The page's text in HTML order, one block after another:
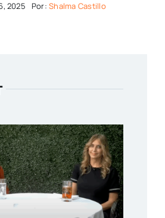
2025 Por:Shalma Castillo